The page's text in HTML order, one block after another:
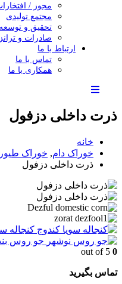
مجوز /
مجتمع تولیدی
تحقیق و توسعه
صادرات و
ارتباط با ما
تماس با ما
همکاری با ما
ذرت داخلی دزفول
خانه
خوراک دام, خوراک طیور
ذرت داخلی دزفول
کنجاله
جو روس
0
تماس بگیرید